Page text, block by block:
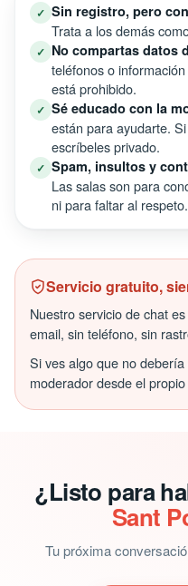
✓ Sin registro, pero
Trata a los demás
✓ No compartas datos
teléfonos o
está prohibido.
✓ Sé educado con la
están para ayudarte.
escríbeles privado.
✓ Spam, insultos y
Las salas son para
ni para faltar al respeto.
Servicio gratuito,
Nuestro servicio de chat
email, sin teléfono, sin
Si ves algo que no
moderador desde el
¿Listo para
Sant
Tu próxima